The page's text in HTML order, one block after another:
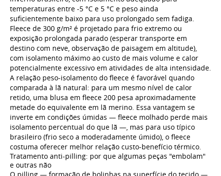
temperaturas entre -5 °C e 5 °C e peso ainda
suficientemente baixo para uso prolongado sem fadiga.
Fleece de 300 g/m² é projetado para frio extremo ou
exposição prolongada parado (esperar transporte em
destino com neve, observação de paisagem em altitude),
com isolamento máximo ao custo de mais volume e calor
potencialmente excessivo em atividades de alta intensidade.
A relação peso-isolamento do fleece é favorável quando
comparada à lã natural: para um mesmo nível de calor
retido, uma blusa em fleece 200 pesa aproximadamente
metade do equivalente em lã merino. Essa vantagem se
inverte em condições úmidas — fleece molhado perde mais
isolamento percentual do que lã —, mas para uso típico
brasileiro (frio seco a moderadamente úmido), o fleece
costuma oferecer melhor relação custo-benefício térmico.
Tratamento anti-pilling: por que algumas peças "embolam"
e outras não